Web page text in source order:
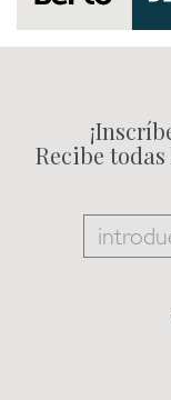
Recibe